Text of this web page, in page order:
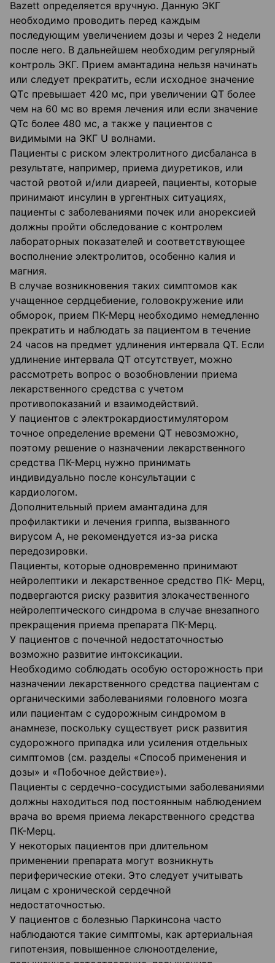
Bazett определяется вручную. Данную ЭКГ
необходимо проводить перед каждым
последующим увеличением дозы и через 2 недели
после него. В дальнейшем необходим регулярный
контроль ЭКГ. Прием амантадина нельзя начинать
или следует прекратить, если исходное значение
QTс превышает 420 мс, при увеличении QT более
чем на 60 мс во время лечения или если значение
QTc более 480 мс, а также у пациентов с
видимыми на ЭКГ U волнами.
Пациенты с риском электролитного дисбаланса в
результате, например, приема диуретиков, или
частой рвотой и/или диареей, пациенты, которые
принимают инсулин в ургентных ситуациях,
пациенты с заболеваниями почек или анорексией
должны пройти обследование с контролем
лабораторных показателей и соответствующее
восполнение электролитов, особенно калия и
магния.
В случае возникновения таких симптомов как
учащенное сердцебиение, головокружение или
обморок, прием ПК-Мерц необходимо немедленно
прекратить и наблюдать за пациентом в течение
24 часов на предмет удлинения интервала QT. Если
удлинение интервала QT отсутствует, можно
рассмотреть вопрос о возобновлении приема
лекарственного средства с учетом
противопоказаний и взаимодействий.
У пациентов с электрокардиостимулятором
точное определение времени QT невозможно,
поэтому решение о назначении лекарственного
средства ПК-Мерц нужно принимать
индивидуально после консультации с
кардиологом.
Дополнительный прием амантадина для
профилактики и лечения гриппа, вызванного
вирусом А, не рекомендуется из-за риска
передозировки.
Пациенты, которые одновременно принимают
нейролептики и лекарственное средство ПК- Мерц,
подвергаются риску развития злокачественного
нейролептического синдрома в случае внезапного
прекращения приема препарата ПК-Мерц.
У пациентов с почечной недостаточностью
возможно развитие интоксикации.
Необходимо соблюдать особую осторожность при
назначении лекарственного средства пациентам с
органическими заболеваниями головного мозга
или пациентам с судорожным синдромом в
анамнезе, поскольку существует риск развития
судорожного припадка или усиления отдельных
симптомов (см. разделы «Способ применения и
дозы» и «Побочное действие»).
Пациенты с сердечно-сосудистыми заболеваниями
должны находиться под постоянным наблюдением
врача во время приема лекарственного средства
ПК-Мерц.
У некоторых пациентов при длительном
применении препарата могут возникнуть
периферические отеки. Это следует учитывать
лицам с хронической сердечной
недостаточностью.
У пациентов с болезнью Паркинсона часто
наблюдаются такие симптомы, как артериальная
гипотензия, повышенное слюноотделение,